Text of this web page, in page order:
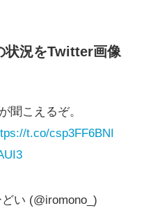
状況をTwitter画像
聞こえるぞ。
t.co/csp3FF6BNI
い (@iromono_)